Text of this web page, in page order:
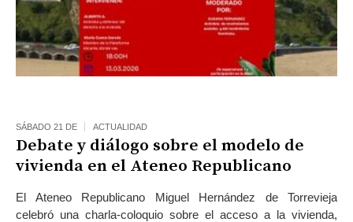
SÁBADO 21 DE ACTUALIDAD
Debate y diálogo sobre el modelo de
vivienda en el Ateneo Republicano
El Ateneo Republicano Miguel Hernández de Torrevieja
celebró una charla-coloquio sobre el acceso a la vivienda,